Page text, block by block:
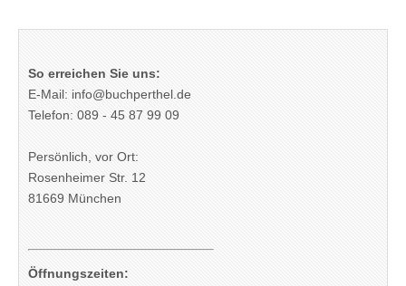
So erreichen Sie uns:
E-Mail: info@buchperthel.de
Telefon: 089 - 45 87 99 09
Persönlich, vor Ort:
Rosenheimer Str. 12
81669 München
Öffnungszeiten: